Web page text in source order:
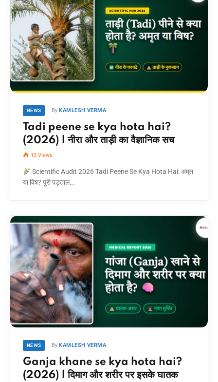
NEWS By KAMLESH VERMA
Tadi peene se kya hota hai?
(2026) | नीरा और ताड़ी का वैज्ञानिक सच
13 Views
Scientific Audit 2026 Tadi Peene Se Kya Hota Hai: अमृत
या विष? पूरी पड़ताल…
NEWS By KAMLESH VERMA
Ganja khane se kya hota hai?
(2026) | दिमाग और शरीर पर इसके घातक